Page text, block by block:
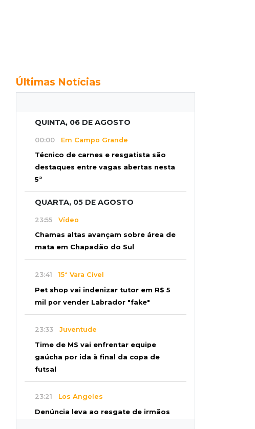
Últimas Notícias
QUINTA, 06 DE AGOSTO
00:00 Em Campo Grande
Técnico de carnes e resgatista são
destaques entre vagas abertas nesta
5ª
QUARTA, 05 DE AGOSTO
23:55 Vídeo
Chamas altas avançam sobre área de
mata em Chapadão do Sul
23:41 15ª Vara Cível
Pet shop vai indenizar tutor em R$ 5
mil por vender Labrador "fake"
23:33 Juventude
Time de MS vai enfrentar equipe
gaúcha por ida à final da copa de
futsal
23:21 Los Angeles
Denúncia leva ao resgate de irmãos